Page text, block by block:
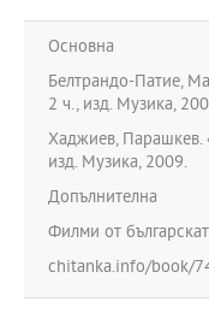
Основна
Белтрандо-Патие,
2 ч., изд. Музика,
Хаджиев, Парашкев.
изд. Музика, 2009.
Допълнителна
Филми от
chitanka.info/book/